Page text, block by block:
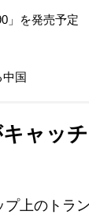
」を発売予定
国
ャッ
プ上のトラ